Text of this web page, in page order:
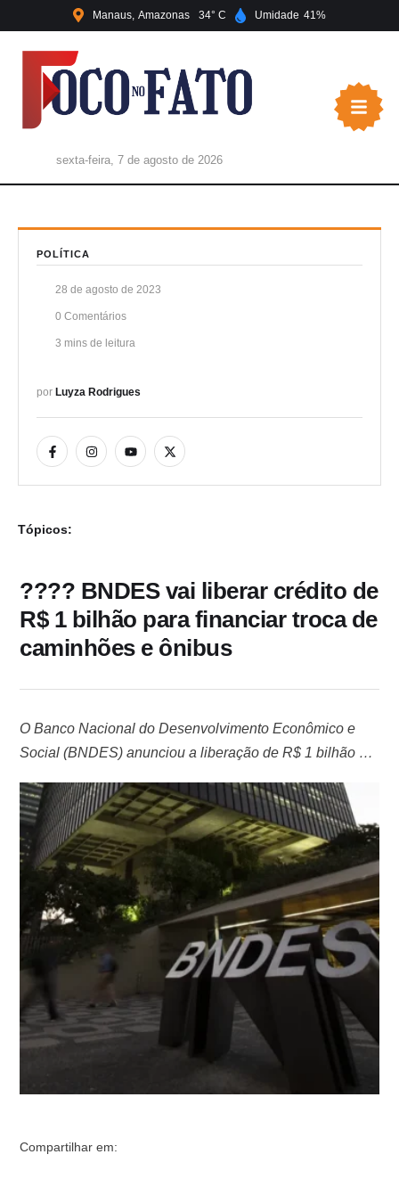
Manaus Amazonas 34 Umidade 41
sexta-feira, 7 de agosto de 2026
POLÍTICA
28 de agosto de 2023
0 Comentários
3 mins de leitura
por Luyza Rodrigues
Tópicos:
???? BNDES vai liberar crédito de
R$ 1 bilhão para financiar troca de
caminhões e ônibus
O Banco Nacional do Desenvolvimento Econômico e
Social (BNDES) anunciou a liberação de R$ 1 bilhão em
ônibus por meio do programa Finame, que é direcionado
ao financiamento de máquinas e equipamentos. O vice-
presidente do BNDES, Geraldo Alckmin, fez o anúncio
durante um evento em Araçariguama, …
Compartilhar em: